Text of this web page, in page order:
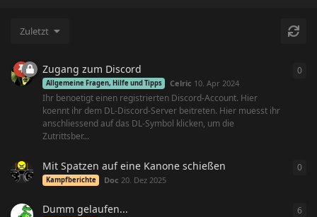
Zuletzt
Zugang zum Discord
Allgemeine Fragen, Hilfe und Tipps Celric 10. Apr 2024
Ihr benoetigt einen registrierten Discord-Account. Hier
koennt ihr dem DL-Discord-Server beitreten. Hier muesst ihr
anschliessend auf das DL-Symbol klicken, um die
Zutrittsber...
0
Mit Spatzen auf eine Kanone schießen
Kampfberichte Doc 20. Dez 2025
0
Dumm gelaufen... 6